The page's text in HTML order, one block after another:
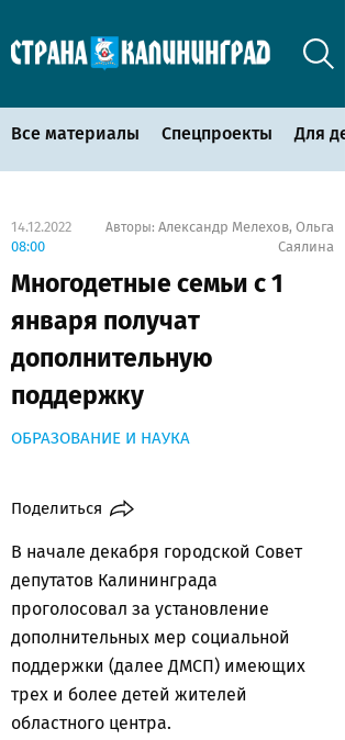
Все материалы Спецпроекты Для
14.12.2022
08:00
Авторы: Александр Мелехов, Ольга
Саялина
Многодетные семьи с 1
января получат
дополнительную
поддержку
ОБРАЗОВАНИЕ И НАУКА
Поделиться
В начале декабря городской Совет
депутатов Калининграда
проголосовал за установление
дополнительных мер социальной
поддержки (далее ДМСП) имеющих
трех и более детей жителей
областного центра.